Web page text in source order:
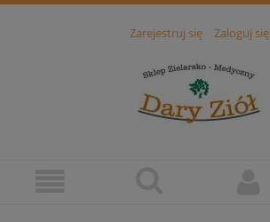
Zarejestruj się Zaloguj się